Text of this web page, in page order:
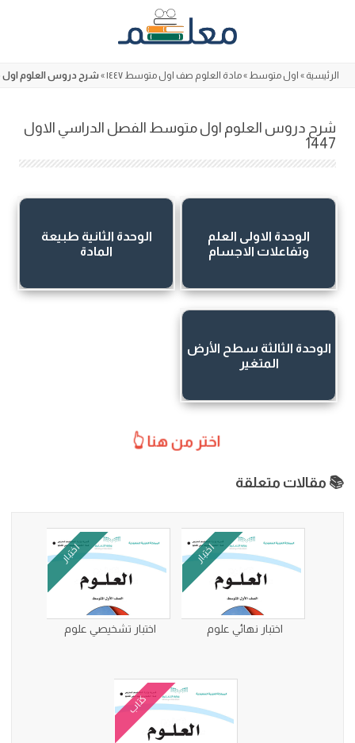
الرئيسية » اول متوسط »مادة العلوم صف اول متوسط ١٤٤٧ » شرح دروس العلوم اول
شرح دروس العلوم اول متوسط الفصل الدراسي الاول
1447
الوحدة الاولى العلم
وتفاعلات الاجسام
الوحدة الثانية طبيعة
المادة
الوحدة الثالثة سطح الأرض
المتغير
اختر من هنا 👆
📚 مقالات متعلقة
اختبار
اختبار نهائي علوم
اختبار
اختبار تشخيصي علوم
كتاب